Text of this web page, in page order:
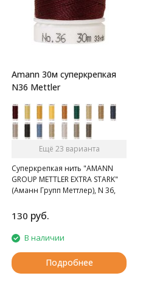
Amann 30м суперкрепкая
N36 Mettler
Ещё 23 варианта
Суперкрепкая нить "AMANN
GROUP METTLER EXTRA STARK"
(Аманн Групп Меттлер), N 36,
130 руб.
В наличии
Подробнее